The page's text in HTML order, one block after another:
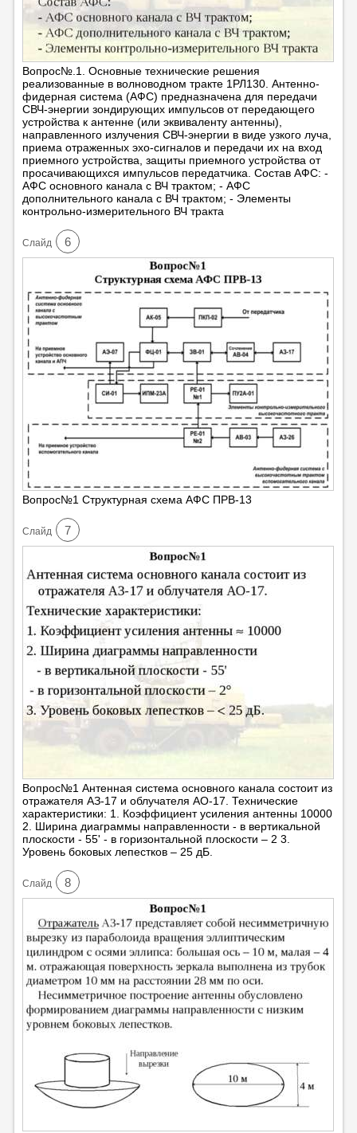
Вопрос№.1. Основные технические решения
реализованные в волноводном тракте 1РЛ130. Антенно-
фидерная система (АФС) предназначена для передачи
СВЧ-энергии зондирующих импульсов от передающего
устройства к антенне (или эквиваленту антенны),
направленного излучения СВЧ-энергии в виде узкого луча,
приема отраженных эхо-сигналов и передачи их на вход
приемного устройства, защиты приемного устройства от
просачивающихся импульсов передатчика. Состав АФС: -
АФС основного канала с ВЧ трактом; - АФС
дополнительного канала с ВЧ трактом; - Элементы
контрольно-измерительного ВЧ тракта
Cлайд 6
Вопрос№1 Структурная схема АФС ПРВ-13
Cлайд 7
Вопрос№1 Антенная система основного канала состоит из
отражателя АЗ-17 и облучателя АО-17. Технические
характеристики: 1. Коэффициент усиления антенны 10000
2. Ширина диаграммы направленности - в вертикальной
плоскости - 55' - в горизонтальной плоскости – 2 3.
Уровень боковых лепестков – 25 дБ.
Cлайд 8